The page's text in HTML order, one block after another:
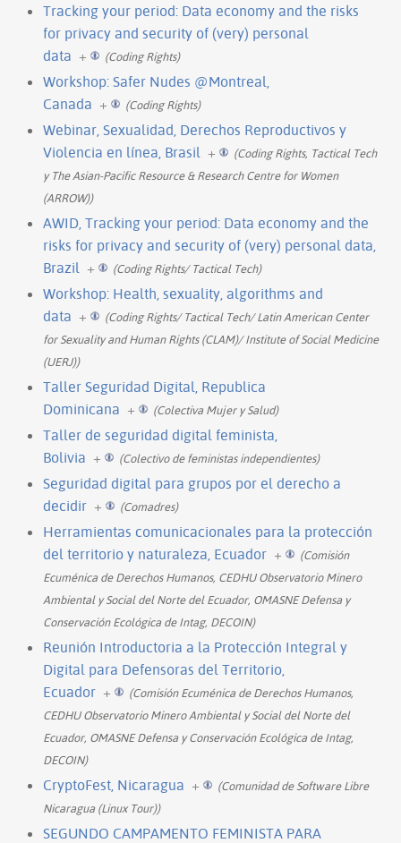
Tracking your period: Data economy and the risks
for privacy and security of (very) personal
data + (Coding Rights)
Workshop: Safer Nudes @Montreal,
Canada + (Coding Rights)
Webinar, Sexualidad, Derechos Reproductivos y
Violencia en línea, Brasil +
(Coding Rights, Tactical Tech
y The Asian-Pacific Resource & Research Centre for Women
(ARROW))
AWID, Tracking your period: Data economy and the
risks for privacy and security of (very) personal data,
Brazil + (Coding Rights/ Tactical Tech)
Workshop: Health, sexuality, algorithms and
data +
(Coding Rights/ Tactical Tech/ Latin American Center
for Sexuality and Human Rights (CLAM)/ Institute of Social Medicine
(UERJ))
Taller Seguridad Digital, Republica
Dominicana + (Colectiva Mujer y Salud)
Taller de seguridad digital feminista,
Bolivia + (Colectivo de feministas independientes)
Seguridad digital para grupos por el derecho a
decidir + (Comadres)
Herramientas comunicacionales para la protección
del territorio y naturaleza, Ecuador +
(Comisión
Ecuménica de Derechos Humanos, CEDHU Observatorio Minero
Ambiental y Social del Norte del Ecuador, OMASNE Defensa y
Conservación Ecológica de Intag, DECOIN)
Reunión Introductoria a la Protección Integral y
Digital para Defensoras del Territorio,
Ecuador +
(Comisión Ecuménica de Derechos Humanos,
CEDHU Observatorio Minero Ambiental y Social del Norte del
Ecuador, OMASNE Defensa y Conservación Ecológica de Intag,
DECOIN)
CryptoFest, Nicaragua +
(Comunidad de Software Libre
Nicaragua (Linux Tour))
SEGUNDO CAMPAMENTO FEMINISTA PARA